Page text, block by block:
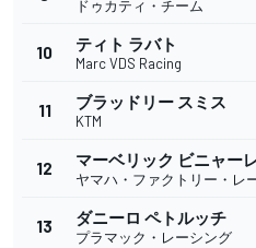
ドゥカティ・チーム
10 ティト ラバト
Marc VDS Racing
11 ブラッドリー スミス
KTM
12 マーベリック ビニャー
ヤマハ・ファクトリー・レ
13 ダニーロ ペトルッチ
プラマック・レーシング